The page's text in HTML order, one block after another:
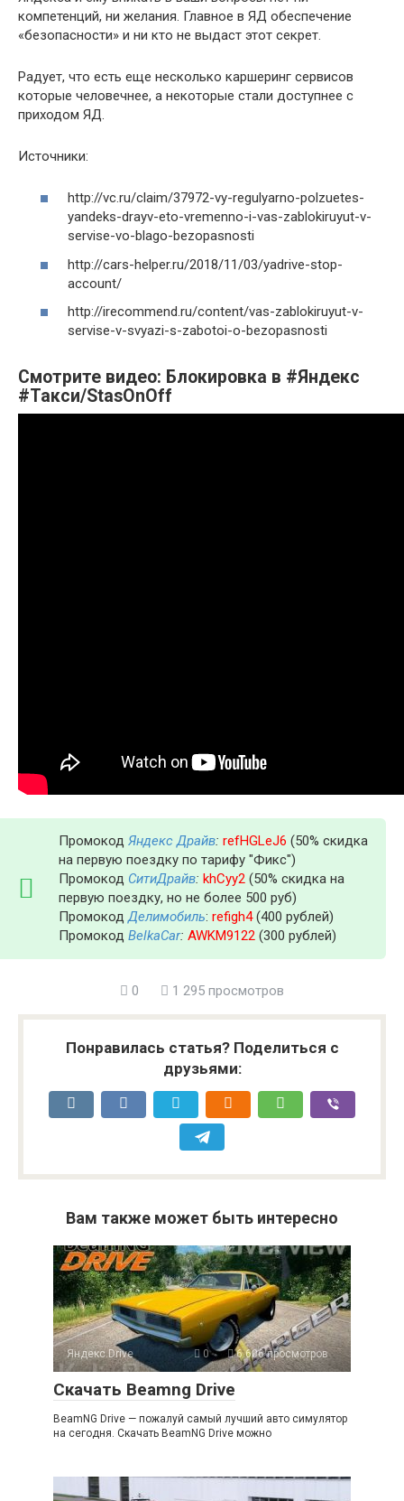
компетенций, ни желания. Главное в ЯД обеспечение
«безопасности» и ни кто не выдаст этот секрет.
Радует, что есть еще несколько каршеринг сервисов
которые человечнее, а некоторые стали доступнее с
приходом ЯД.
Источники:
http://vc.ru/claim/37972-vy-regulyarno-polzuetes-
yandeks-drayv-eto-vremenno-i-vas-zablokiruyut-v-
servise-vo-blago-bezopasnosti
http://cars-helper.ru/2018/11/03/yadrive-stop-
account/
http://irecommend.ru/content/vas-zablokiruyut-v-
servise-v-svyazi-s-zabotoi-o-bezopasnosti
Смотрите видео: Блокировка в #Яндекс
#Такси/StasOnOff
Промокод Яндекс Драйв: refHGLeJ6 (50% скидка
на первую поездку по тарифу "Фикс")
Промокод СитиДрайв: khCyy2 (50% скидка на
первую поездку, но не более 500 руб)
ПромокодДелимобиль: refigh4(400 рублей)
Промокод BelkaCar: AWKM9122 (300 рублей)
0 1 295 просмотров
Понравилась статья? Поделиться с
друзьями:
Вам также может быть интересно
Яндекс.Drive 0 6 606 просмотров
Скачать Beamng Drive
BeamNG Drive — пожалуй самый лучший авто симулятор
на сегодня. Скачать BeamNG Drive можно